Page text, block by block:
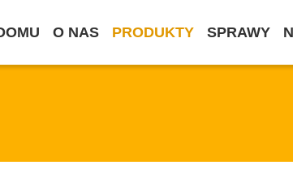
O NAS PRODUKTY SPRAWY